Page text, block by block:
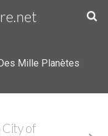
Mille Planètes
of